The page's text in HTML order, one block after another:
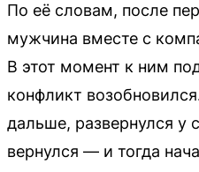
По её словам, после
мужчина вместе с
В этот момент к ним
конфликт
дальше, развернулся у
вернулся — и тогда